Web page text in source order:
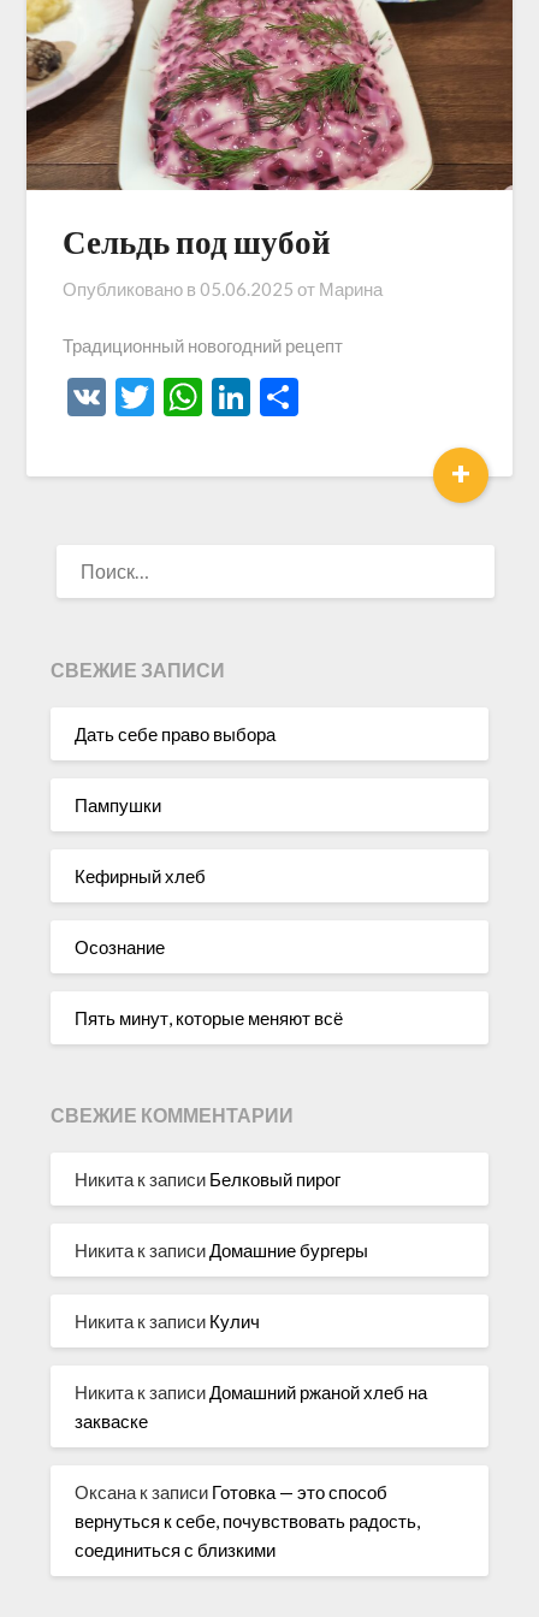
Сельдь под шубой
Опубликовано в 05.06.2025 от Марина
Традиционный новогодний рецепт
VK Twitter
WhatsApp
LinkedIn
+
СВЕЖИЕ ЗАПИСИ
Дать себе право выбора
Пампушки
Кефирный хлеб
Осознание
Пять минут, которые меняют всё
СВЕЖИЕ КОММЕНТАРИИ
Никита к записи Белковый пирог
Никита к записиДомашние бургеры
Никита к записи Кулич
Никита к записиДомашний ржаной хлеб на
закваске
Оксана к записи Готовка — это способ
вернуться к себе, почувствовать радость,
соединиться с близкими